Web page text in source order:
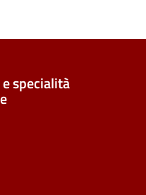
specialità